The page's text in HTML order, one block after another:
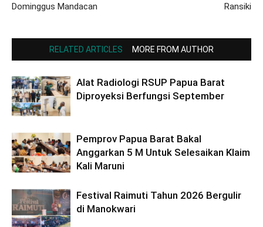
Dominggus Mandacan
Ransiki
RELATED ARTICLES MORE FROM AUTHOR
Alat Radiologi RSUP Papua Barat
Diproyeksi Berfungsi September
Pemprov Papua Barat Bakal
Anggarkan 5 M Untuk Selesaikan Klaim
Kali Maruni
Festival Raimuti Tahun 2026 Bergulir
di Manokwari